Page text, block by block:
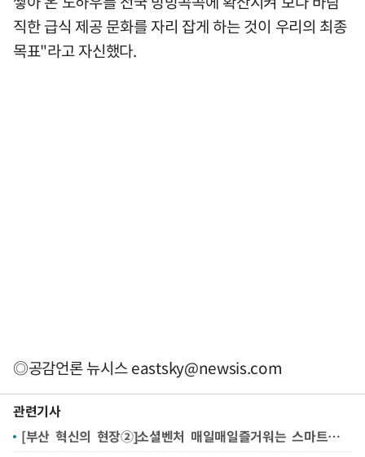
직한 급식 제공 문화를 자리 잡게 하는 것이 우리의 최종
목표"라고 자신했다.
◎공감언론 뉴시스eastsky@newsis.com
관련기사
[부산 혁신의 현장②]소셜벤처 매일매일즐거워는 스마트팜 성공모델